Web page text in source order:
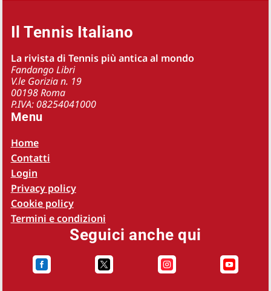
Il Tennis Italiano
La rivista di Tennis più antica al mondo
Fandango Libri
V.le Gorizia n. 19
00198 Roma
P.IVA: 08254041000
Menu
Home
Contatti
Login
Privacy policy
Cookie policy
Termini e condizioni
Seguici anche qui
   